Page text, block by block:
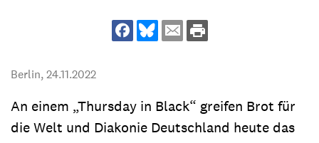
Berlin,24.11.2022
An einem „Thursday in Black“ greifen Brot für
die Welt und Diakonie Deutschland heute das